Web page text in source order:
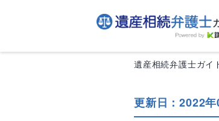
遺産相続弁護士ガイ
更新日：2022